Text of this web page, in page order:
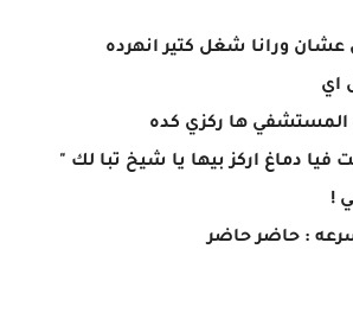
ورانا شغل كتير انهرده
اي
ها ركزي كده
فيا دماغ اركز بيها يا شيخ تبا لك "
!
: حاضر حاضر